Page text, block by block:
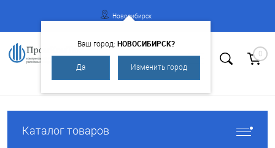
Регистрация
Новосибирск
Ваш город: НОВОСИБИРСК?
Да Изменить город
0
Каталог товаров